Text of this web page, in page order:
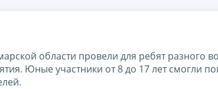
области провели для ребят разного
Юные участники от 8 до 17 лет смогли